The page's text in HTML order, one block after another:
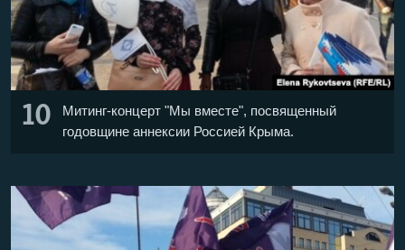
10
Митинг-концерт "Мы вместе", посвященный
годовщине аннексии Россией Крыма.